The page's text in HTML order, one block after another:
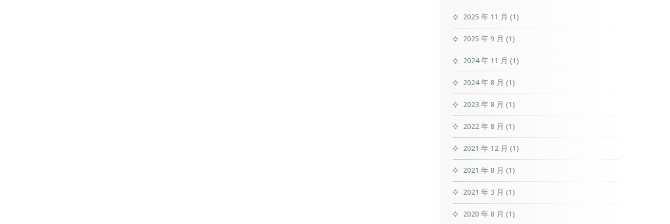
2025 年 11 月 (1)
2025 年 9 月 (1)
2024 年 11 月 (1)
2024 年 8 月 (1)
2023 年 8 月 (1)
2022 年 8 月 (1)
2021 年 12 月 (1)
2021 年 8 月 (1)
2021 年 3 月 (1)
2020 年 8 月 (1)